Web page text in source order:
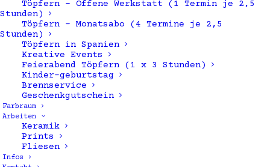
Töpfern – Offene Werkstatt (1 Termin je 2,5
Stunden)
Töpfern – Monatsabo (4 Termine je 2,5
Stunden)
Töpfern in Spanien
Kreative Events
Feierabend Töpfern (1 x 3 Stunden)
Kinder-geburtstag
Brennservice
Geschenkgutschein
Farbraum
Arbeiten
Keramik
Prints
Fliesen
Infos
Kindergeburtstag